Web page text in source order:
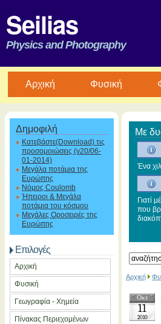
Seilias
Physics and Photography
Aρχική Φυσική
Δημοφιλή
Κατεβάστε(Download) τις
προσομοιώσεις (v20/06-
01-2014)
Μεγάλα ποτάμια της
Ευρώπης
Νόμος Coulomb
Ήπειροι & Μεγάλα
ποτάμια του κόσμου
Μεγάλες Οροσειρές της
Ευρώπης
Επιλογές
Αρχική
Φυσική
Γεωγραφία - Χημεία
Πίνακας Περιεχομένων
Με
Ένα
Γιατί
που
Αρχική
Οκτ
11
2010